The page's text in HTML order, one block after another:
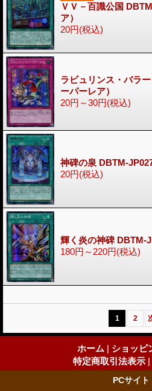
ＶＶ－百識公国
ア）
20円(税込)
ラビュリンス・バラ
ーパーレア）
20円～30円(税込)
神碑の泉 DBTM-
20円(税込)
輝く炎の神碑 DBTM-
180円～220円(税込)
1 2
ホーム | ショッピ
特定商取引法表示 |
PCサイト